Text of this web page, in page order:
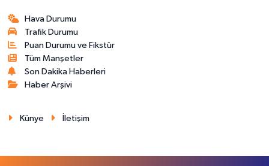
Hava Durumu
Trafik Durumu
Puan Durumu ve Fikstür
Tüm Manşetler
Son Dakika Haberleri
Haber Arşivi
Künye İletişim